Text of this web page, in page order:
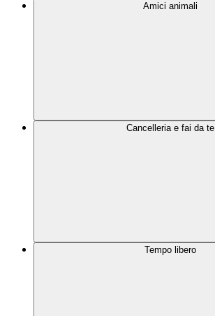
Amici animali
Cancelleria e fai da te
Tempo libero